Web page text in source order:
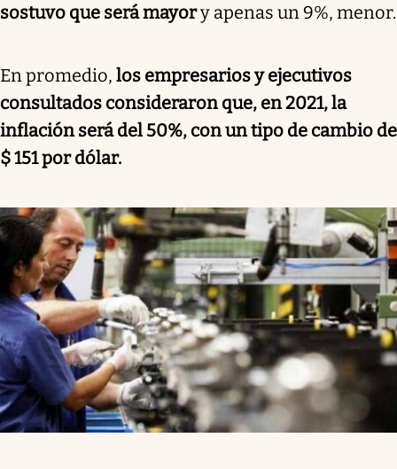
sostuvo que será mayory apenas un 9%, menor.
En promedio, los empresarios y ejecutivos
consultados consideraron que, en 2021, la
inflación será del 50%, con un tipo de cambio de
$ 151 por dólar.